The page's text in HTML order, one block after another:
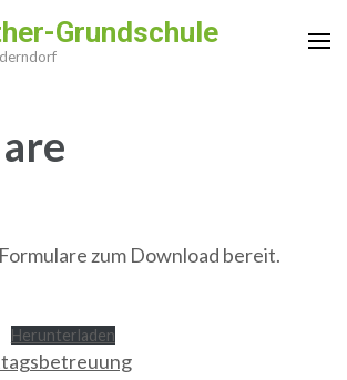
Grundschule
zum Download bereit.
Herunterladen